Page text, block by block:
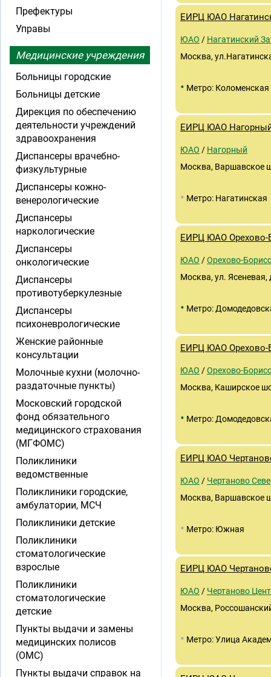
ЕИРЦ ЮАО
ЮАО / Нагатинский
Москва,
• Метро: Коломенская
ЕИРЦ ЮАО
ЮАО / Нагорный
Москва, Варшавское
• Метро: Нагатинская
ЕИРЦ ЮАО Орехово-
ЮАО /Орехово-
Москва, ул. Ясеневая,
• Метро:
ЕИРЦ ЮАО
ЮАО /Орехово-
Москва, Каширское
• Метро:
ЕИРЦ ЮАО
ЮАО / Чертаново
Москва, Варшавское
• Метро: Южная
ЕИРЦ ЮАО
ЮАО / Чертаново
Москва,
• Метро: Улица
Префектуры
Управы
Медицинские учреждения
Больницы городские
Больницы детские
Дирекция по обеспечению
деятельности учреждений
здравоохранения
Диспансеры врачебно-
физкультурные
Диспансеры кожно-
венерологические
Диспансеры
наркологические
Диспансеры
онкологические
Диспансеры
противотуберкулезные
Диспансеры
психоневрологические
Женские районные
консультации
Молочные кухни (молочно-
раздаточные пункты)
Московский городской
фонд обязательного
медицинского страхования
(МГФОМС)
Поликлиники
ведомственные
Поликлиники городские,
амбулатории, МСЧ
Поликлиники детские
Поликлиники
стоматологические
взрослые
Поликлиники
стоматологические
детские
Пункты выдачи и замены
медицинских полисов
(ОМС)
Пункты выдачи справок на